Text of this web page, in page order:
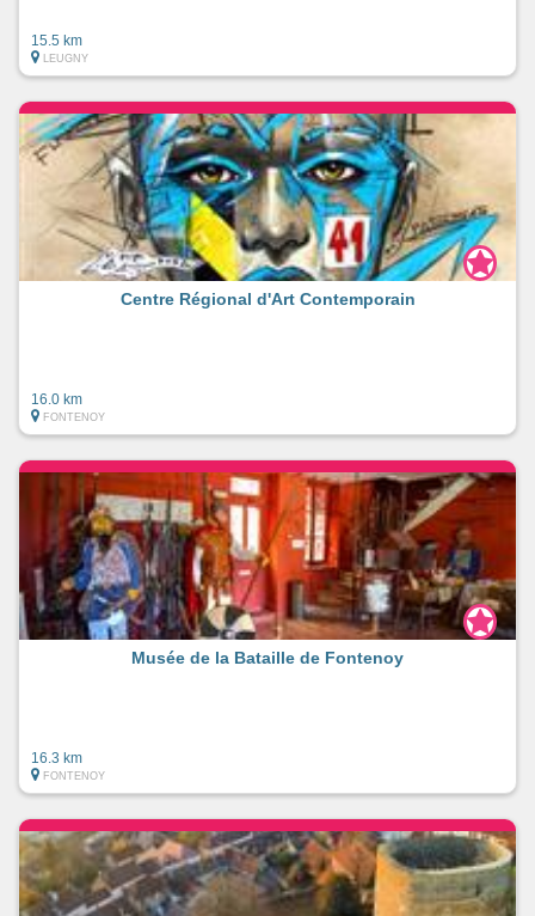
15.5 km
LEUGNY
Centre Régional d'Art Contemporain
16.0 km
FONTENOY
Musée de la Bataille de Fontenoy
16.3 km
FONTENOY